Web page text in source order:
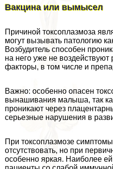
Вакцина или вымысел
Причиной токсоплазмоза
могут вызывать патологию
Возбудитель способен
на него уже не
факторы, в том числе и
Важно: особенно опасен
вынашивания малыша, так
проникают через
серьезные нарушения в
При токсоплазмозе
отсутствовать, но при
особенно яркая. Наиболее